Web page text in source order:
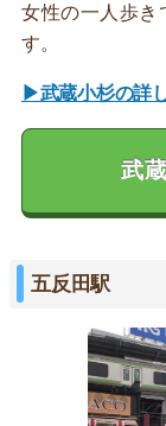
女性の一人歩き
す。
▶武蔵小杉の詳
武
五反田駅